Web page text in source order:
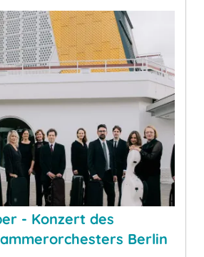
- Konzert des
Berlin